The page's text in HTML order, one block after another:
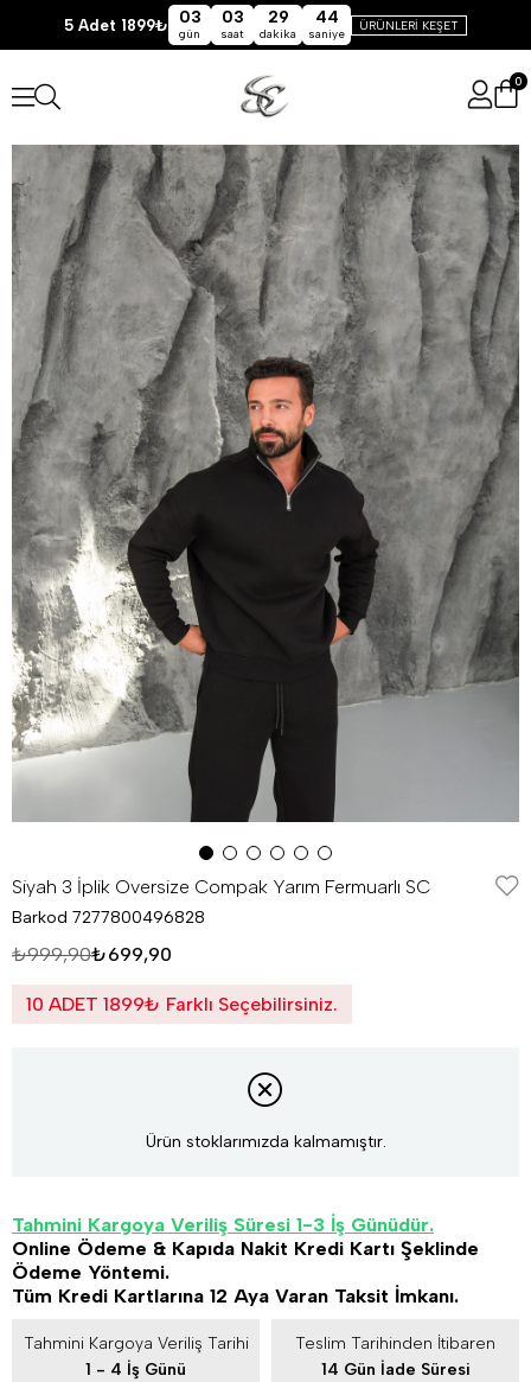
5 Adet 1899₺ 03
gün
03
saat
29
dakika
44
saniye
ÜRÜNLERİ KEŞET
0
Siyah 3 İplik Oversize Compak Yarım Fermuarlı SC
Barkod 7277800496828
₺999,90₺699,90
10 ADET 1899₺ Farklı Seçebilirsiniz.
Ürün stoklarımızda kalmamıştır.
Tahmini Kargoya Veriliş Süresi 1-3 İş Günüdür.
Online Ödeme & Kapıda Nakit Kredi Kartı Şeklinde
Ödeme Yöntemi.
Tüm Kredi Kartlarına 12 Aya Varan Taksit İmkanı.
Tahmini Kargoya Veriliş Tarihi
1 - 4 İş Günü
Teslim Tarihinden İtibaren
14 Gün İade Süresi